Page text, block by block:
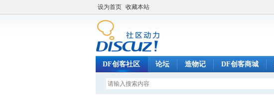
设为首页 收藏本站
DF创客社区 论坛 造物记 DF创客商城